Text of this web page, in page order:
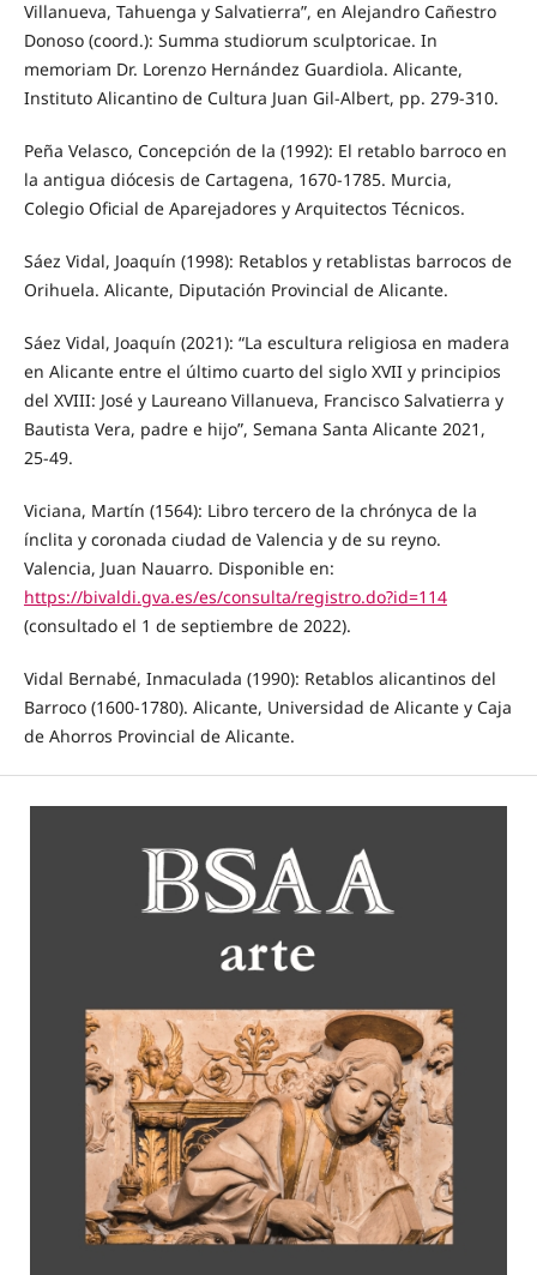
Villanueva, Tahuenga y Salvatierra”, en Alejandro Cañestro
Donoso (coord.): Summa studiorum sculptoricae. In
memoriam Dr. Lorenzo Hernández Guardiola. Alicante,
Instituto Alicantino de Cultura Juan Gil-Albert, pp. 279-310.
Peña Velasco, Concepción de la (1992): El retablo barroco en
la antigua diócesis de Cartagena, 1670-1785. Murcia,
Colegio Oficial de Aparejadores y Arquitectos Técnicos.
Sáez Vidal, Joaquín (1998): Retablos y retablistas barrocos de
Orihuela. Alicante, Diputación Provincial de Alicante.
Sáez Vidal, Joaquín (2021): “La escultura religiosa en madera
en Alicante entre el último cuarto del siglo XVII y principios
del XVIII: José y Laureano Villanueva, Francisco Salvatierra y
Bautista Vera, padre e hijo”, Semana Santa Alicante 2021,
25-49.
Viciana, Martín (1564): Libro tercero de la chrónyca de la
ínclita y coronada ciudad de Valencia y de su reyno.
Valencia, Juan Nauarro. Disponible en:
https://bivaldi.gva.es/es/consulta/registro.do?id=114
(consultado el 1 de septiembre de 2022).
Vidal Bernabé, Inmaculada (1990): Retablos alicantinos del
Barroco (1600-1780). Alicante, Universidad de Alicante y Caja
de Ahorros Provincial de Alicante.